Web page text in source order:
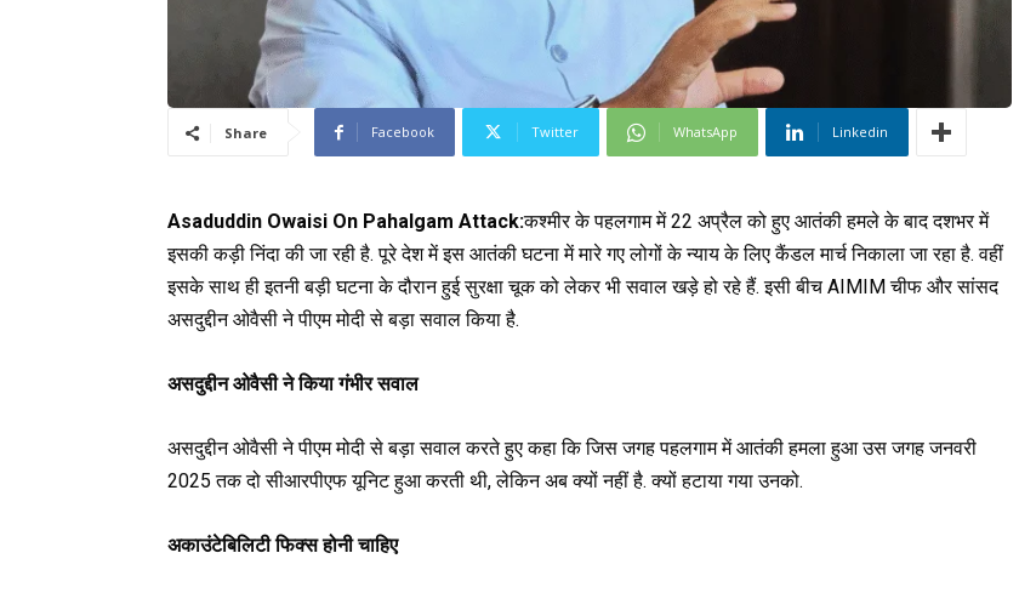
Share Facebook Twitter WhatsApp Linkedin
Asaduddin Owaisi On Pahalgam Attack:कश्मीर के पहलगाम में 22 अप्रैल को हुए आतंकी हमले के बाद दशभर में
इसकी कड़ी निंदा की जा रही है. पूरे देश में इस आतंकी घटना में मारे गए लोगों के न्याय के लिए कैंडल मार्च निकाला जा रहा है. वहीं
इसके साथ ही इतनी बड़ी घटना के दौरान हुई सुरक्षा चूक को लेकर भी सवाल खड़े हो रहे हैं. इसी बीच AIMIM चीफ और सांसद
असदुद्दीन ओवैसी ने पीएम मोदी से बड़ा सवाल किया है.
असदुद्दीन ओवैसी ने किया गंभीर सवाल
असदुद्दीन ओवैसी ने पीएम मोदी से बड़ा सवाल करते हुए कहा कि जिस जगह पहलगाम में आतंकी हमला हुआ उस जगह जनवरी
2025 तक दो सीआरपीएफ यूनिट हुआ करती थी, लेकिन अब क्यों नहीं है. क्यों हटाया गया उनको.
अकाउंटेबिलिटी फिक्स होनी चाहिए